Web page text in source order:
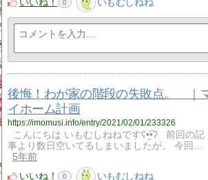
いいね！
0 いもむしねね
後悔！わが家の階段の失敗点。 ｜
イホーム計画
https://imomusi.info/entry/2021/02/01/233326
こんにちは いもむしねねですʕ•̫͡•ʔ 前回の記
事より数日空いてるしまいましたが、 今回…
5年前
いいね！
0 いもむしねね